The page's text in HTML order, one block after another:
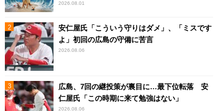
2026.08.01
安仁屋氏「こういう守りはダメ」、「ミスです
よ」初回の広島の守備に苦言
2026.08.06
広島、7回の継投策が裏目に…最下位転落 安
仁屋氏「この時期に来て勉強はない」
2026.08.06